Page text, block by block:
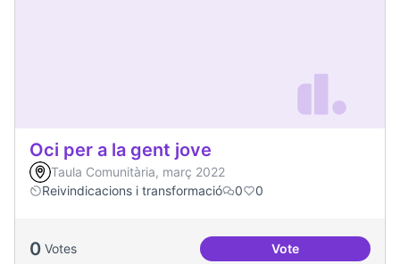
Oci per a la gent jove
Taula Comunitària, març 2022
Reivindicacions i transformació
0 0
0 Votes VoteOci per a la gent